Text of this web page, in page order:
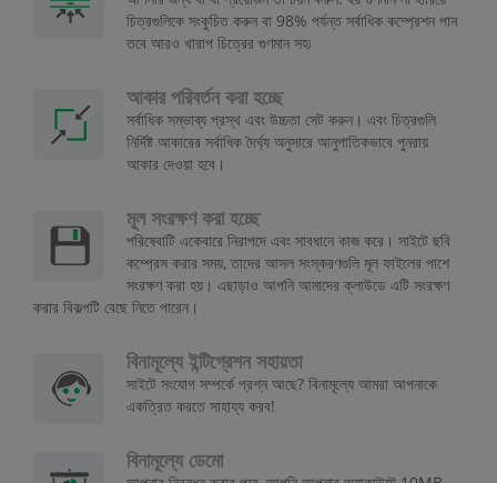
চিত্রগুলিকে সংকুচিত করুন বা 98% পর্যন্ত সর্বাধিক কম্প্রেশন পান
তবে আরও খারাপ চিত্রের গুণমান সহ৷
আকার পরিবর্তন করা হচ্ছে
সর্বাধিক সম্ভাব্য প্রস্থ এবং উচ্চতা সেট করুন। এবং চিত্রগুলি
নির্দিষ্ট আকারের সর্বাধিক দৈর্ঘ্য অনুসারে আনুপাতিকভাবে পুনরায়
আকার দেওয়া হবে।
মূল সংরক্ষণ করা হচ্ছে
পরিষেবাটি একেবারে নিরাপদে এবং সাবধানে কাজ করে। সাইটে ছবি
কম্প্রেস করার সময়, তাদের আসল সংস্করণগুলি মূল ফাইলের পাশে
সংরক্ষণ করা হয়। এছাড়াও আপনি আমাদের ক্লাউডে এটি সংরক্ষণ
করার বিকল্পটি বেছে নিতে পারেন।
বিনামূল্যে ইন্টিগ্রেশন সহায়তা
সাইটে সংযোগ সম্পর্কে প্রশ্ন আছে? বিনামূল্যে আমরা আপনাকে
একত্রিত করতে সাহায্য করব!
বিনামূল্যে ডেমো